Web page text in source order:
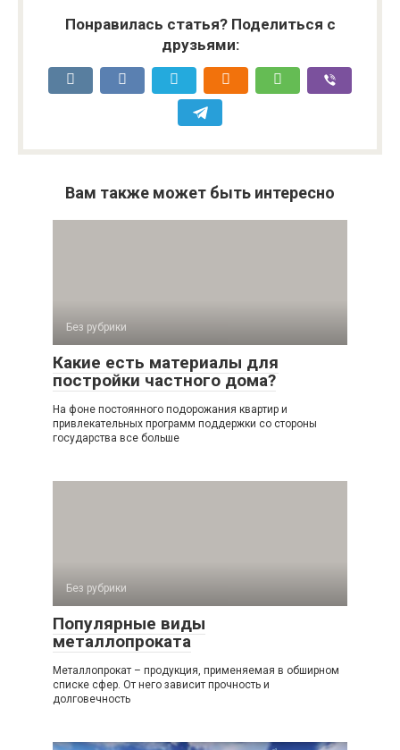
Понравилась статья? Поделиться с
друзьями:
Вам также может быть интересно
Без рубрики
Какие есть материалы для
постройки частного дома?
На фоне постоянного подорожания квартир и
привлекательных программ поддержки со стороны
государства все больше
Без рубрики
Популярные виды
металлопроката
Металлопрокат – продукция, применяемая в обширном
списке сфер. От него зависит прочность и
долговечность